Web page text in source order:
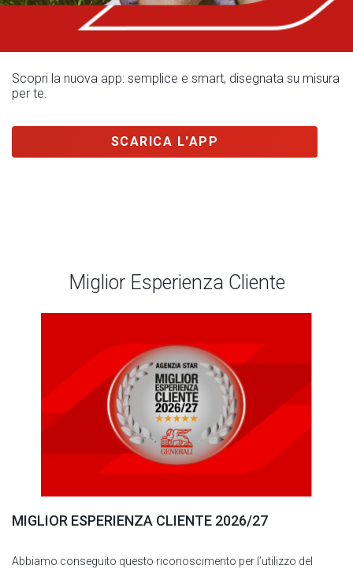
Scopri la nuova app: semplice e smart, disegnata su misura
per te.
SCARICA L'APP
Miglior Esperienza Cliente
MIGLIOR ESPERIENZA CLIENTE 2026/27
Abbiamo conseguito questo riconoscimento per l’utilizzo del